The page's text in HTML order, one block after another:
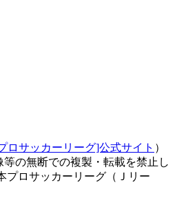
ロサッカーリーグ]公式サイト ）
の無断での複製・転載を禁止し
プロサッカーリーグ（Ｊリー